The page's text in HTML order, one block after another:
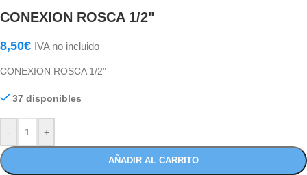
CONEXION ROSCA 1/2"
8,50€ IVA no incluido
CONEXION ROSCA 1/2"
37 disponibles
- +
AÑADIR AL CARRITO